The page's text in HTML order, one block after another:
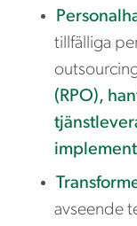
tillfälliga
(RPO),
avseende